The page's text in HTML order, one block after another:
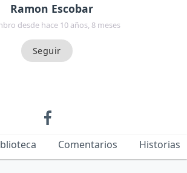
Ramon Escobar
desde hace 10 años, 8 meses
Comentarios Historias